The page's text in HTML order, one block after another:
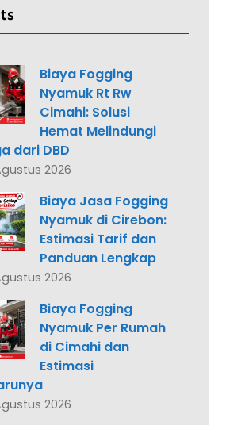
Biaya Fogging
Nyamuk Rt Rw
Cimahi: Solusi
Hemat Melindungi
dari DBD
2026
Biaya Jasa Fogging
Nyamuk di Cirebon:
Estimasi Tarif dan
Panduan Lengkap
2026
Biaya Fogging
Nyamuk Per Rumah
di Cimahi dan
Estimasi
2026